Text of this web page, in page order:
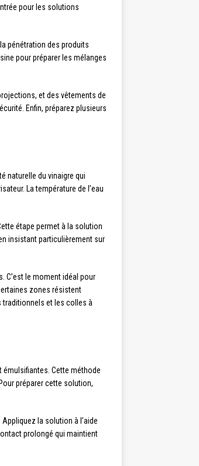
pour les solutions
pénétration des produits
pour préparer les mélanges
et des vêtements de
Enfin, préparez plusieurs
naturelle du vinaigre qui
La température de l’eau
étape permet à la solution
insistant particulièrement sur
C’est le moment idéal pour
zones résistent
traditionnels et les colles à
Cette méthode
préparer cette solution,
la solution à l’aide
prolongé qui maintient